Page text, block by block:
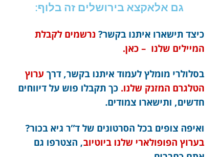
גם אלאקצא בירושלים זה בלוף:
כיצד תישארו איתנו בקשר? נרשמים לקבלת
המיילים שלנו – כאן.
בסלולרי מומלץ לעמוד איתנו בקשר, דרך ערוץ
הטלגרם המזנק שלנו. כך תקבלו פוש על דיווחים
חדשים, ותישארו צמודים.
ואיפה צופים בכל הסרטונים של ד”ר גיא בכור?
בערוץ הפופולארי שלנו ביוטיוב, הצטרפו גם